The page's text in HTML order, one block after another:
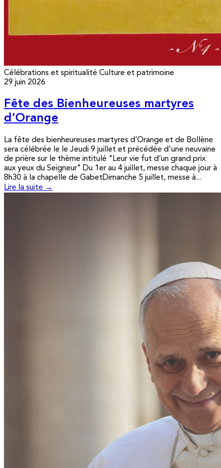
Célébrations et spiritualité Culture et patrimoine
29 juin 2026
Fête des Bienheureuses martyres
d’Orange
La fête des bienheureuses martyres d’Orange et de Bollène
sera célébrée le le Jeudi 9 juillet et précédée d'une neuvaine
de prière sur le thème intitulé "Leur vie fut d’un grand prix
aux yeux du Seigneur" Du 1er au 4 juillet, messe chaque jour à
8h30 à la chapelle de GabetDimanche 5 juillet, messe à...
Lire la suite →